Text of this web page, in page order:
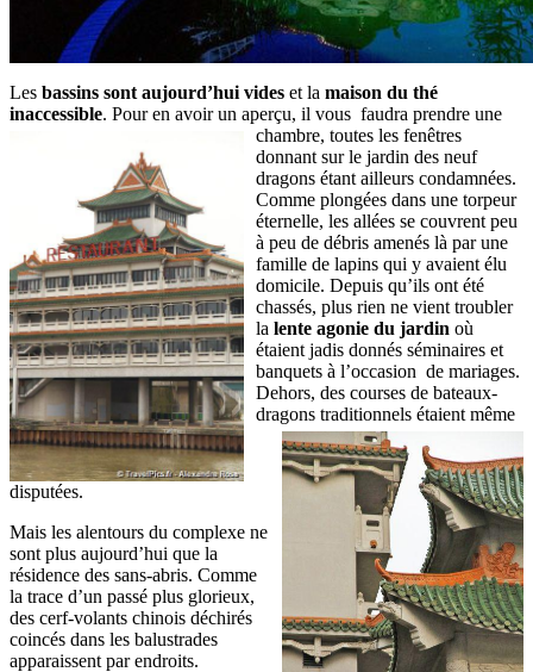
Les bassins sont aujourd’hui vides et la maison du thé
inaccessible. Pour en avoir un aperçu, il vous faudra prendre une
chambre, toutes les fenêtres
donnant sur le jardin des neuf
dragons étant ailleurs condamnées.
Comme plongées dans une torpeur
éternelle, les allées se couvrent peu
à peu de débris amenés là par une
famille de lapins qui y avaient élu
domicile. Depuis qu’ils ont été
chassés, plus rien ne vient troubler
la lente agonie du jardin où
étaient jadis donnés séminaires et
banquets à l’occasion de mariages.
Dehors, des courses de bateaux-
dragons traditionnels étaient même
disputées.
Mais les alentours du complexe ne
sont plus aujourd’hui que la
résidence des sans-abris. Comme
la trace d’un passé plus glorieux,
des cerf-volants chinois déchirés
coincés dans les balustrades
apparaissent par endroits.